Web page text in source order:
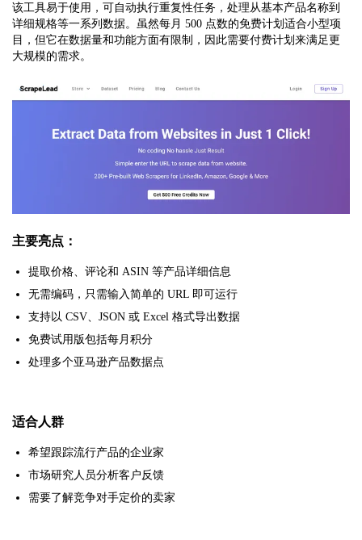
该工具易于使用，可自动执行重复性任务，处理从基本产品名称到
详细规格等一系列数据。虽然每月 500 点数的免费计划适合小型项
目，但它在数据量和功能方面有限制，因此需要付费计划来满足更
大规模的需求。
主要亮点：
提取价格、评论和 ASIN 等产品详细信息
无需编码，只需输入简单的 URL 即可运行
支持以 CSV、JSON 或 Excel 格式导出数据
免费试用版包括每月积分
处理多个亚马逊产品数据点
适合人群
希望跟踪流行产品的企业家
市场研究人员分析客户反馈
需要了解竞争对手定价的卖家